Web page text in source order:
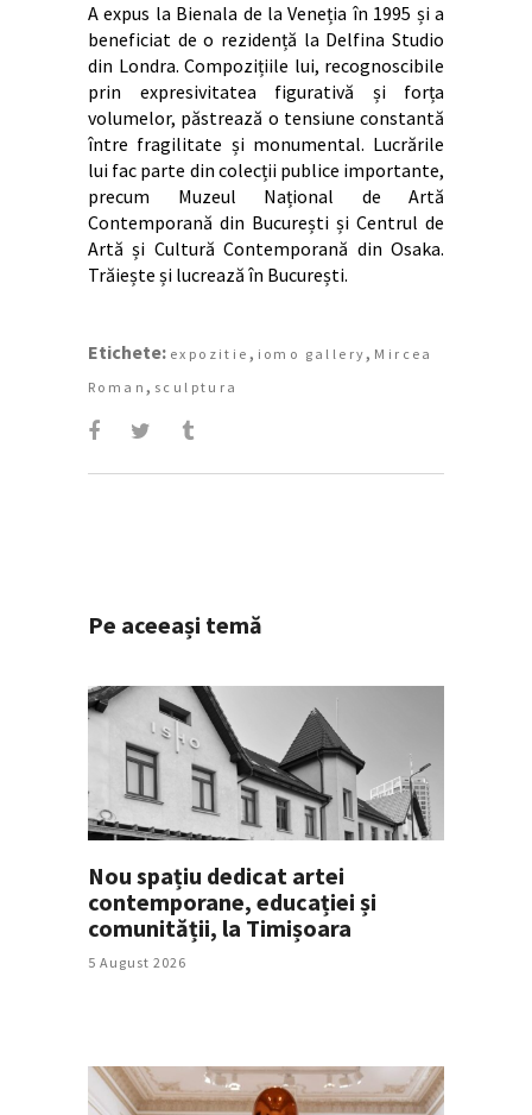
A expus la Bienala de la Veneția în 1995 și a
beneficiat de o rezidență la Delfina Studio
din Londra. Compozițiile lui, recognoscibile
prin expresivitatea figurativă și forța
volumelor, păstrează o tensiune constantă
între fragilitate și monumental. Lucrările
lui fac parte din colecții publice importante,
precum Muzeul Național de Artă
Contemporană din București și Centrul de
Artă și Cultură Contemporană din Osaka.
Trăiește și lucrează în București.
Etichete: expozitie , iomo gallery, Mircea
Roman , sculptura
Pe aceeași temă
Nou spațiu dedicat artei
contemporane, educației și
comunității, la Timișoara
5 August 2026